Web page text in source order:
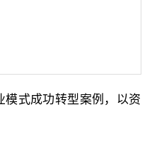
模式成功转型案例，以资